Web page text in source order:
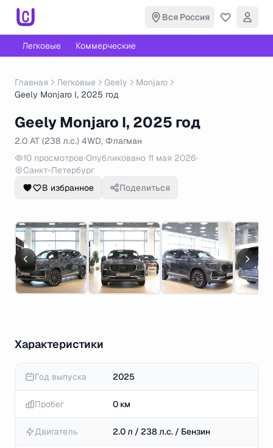
Вся Россия
Легковые Коммерческие
Главная Легковые Geely
Monjaro
Geely Monjaro I, 2025 год
Geely Monjaro I, 2025 год
2.0 AT (238 л.с.) 4WD, Флагман
10 просмотров•Опубликовано 11 мая 2026•
Санкт-Петербург
В избранное
Поделиться
Характеристики
Год выпуска 2025
Пробег 0 км
Двигатель 2.0 л / 238 л.с. / Бензин